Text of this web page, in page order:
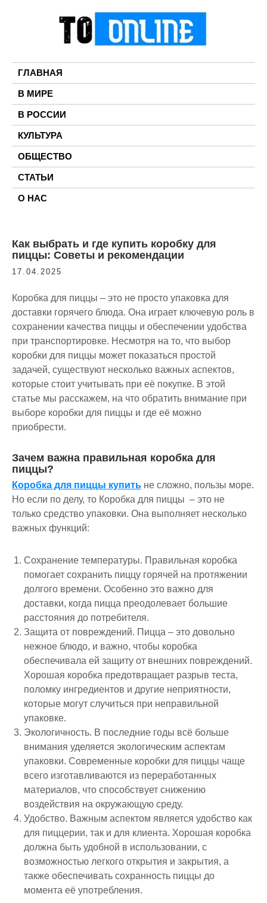
TO ONLINE
ГЛАВНАЯ
В МИРЕ
В РОССИИ
КУЛЬТУРА
ОБЩЕСТВО
СТАТЬИ
О НАС
Как выбрать и где купить коробку для
пиццы: Советы и рекомендации
17.04.2025
Коробка для пиццы – это не просто упаковка для
доставки горячего блюда. Она играет ключевую роль в
сохранении качества пиццы и обеспечении удобства
при транспортировке. Несмотря на то, что выбор
коробки для пиццы может показаться простой
задачей, существуют несколько важных аспектов,
которые стоит учитывать при её покупке. В этой
статье мы расскажем, на что обратить внимание при
выборе коробки для пиццы и где её можно
приобрести.
Зачем важна правильная коробка для
пиццы?
Коробка для пиццы купить не сложно, пользы море.
Но если по делу, то Коробка для пиццы – это не
только средство упаковки. Она выполняет несколько
важных функций:
Сохранение температуры. Правильная коробка
помогает сохранить пиццу горячей на протяжении
долгого времени. Особенно это важно для
доставки, когда пицца преодолевает большие
расстояния до потребителя.
Защита от повреждений. Пицца – это довольно
нежное блюдо, и важно, чтобы коробка
обеспечивала ей защиту от внешних повреждений.
Хорошая коробка предотвращает разрыв теста,
поломку ингредиентов и другие неприятности,
которые могут случиться при неправильной
упаковке.
Экологичность. В последние годы всё больше
внимания уделяется экологическим аспектам
упаковки. Современные коробки для пиццы чаще
всего изготавливаются из переработанных
материалов, что способствует снижению
воздействия на окружающую среду.
Удобство. Важным аспектом является удобство как
для пиццерии, так и для клиента. Хорошая коробка
должна быть удобной в использовании, с
возможностью легкого открытия и закрытия, а
также обеспечивать сохранность пиццы до
момента её употребления.